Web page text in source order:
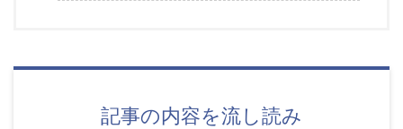
記事の内容を流し読み